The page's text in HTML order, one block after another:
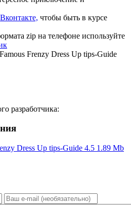
Вконтакте, чтобы быть в курсе
zip на телефоне используйте
Frenzy Dress Up tips-Guide
разработчика:
Dress Up tips-Guide 4.5 1.89 Mb